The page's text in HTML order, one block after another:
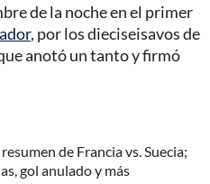
de la noche en el primer
, por los dieciseisavos de
anotó un tanto y firmó
de Francia vs. Suecia;
gol anulado y más